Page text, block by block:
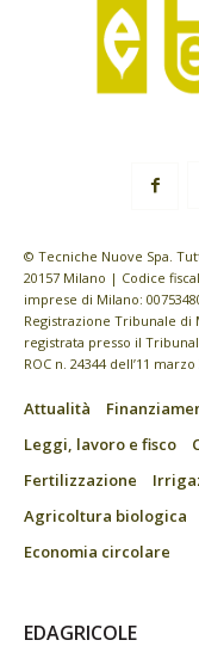
© Tecniche Nuove Spa.
20157 Milano | Codice
imprese di Milano:
Registrazione Tribunale di
registrata presso il
ROC n. 24344 dell’11 marzo
Attualità
Leggi, lavoro e fisco
Fertilizzazione
Agricoltura biologica
Economia circolare
EDAGRICOLE